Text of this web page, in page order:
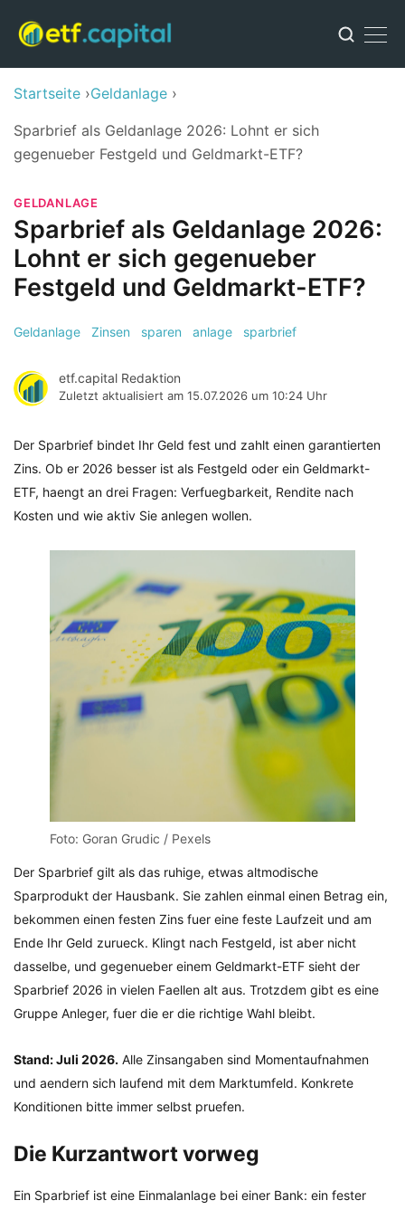
Startseite Geldanlage
Sparbrief als Geldanlage 2026: Lohnt er sich
gegenueber Festgeld und Geldmarkt-ETF?
GELDANLAGE
Sparbrief als Geldanlage 2026:
Lohnt er sich gegenueber
Festgeld und Geldmarkt-ETF?
Geldanlage Zinsen sparen anlage sparbrief
etf.capital Redaktion
Zuletzt aktualisiert am 15.07.2026 um 10:24 Uhr
Der Sparbrief bindet Ihr Geld fest und zahlt einen garantierten
Zins. Ob er 2026 besser ist als Festgeld oder ein Geldmarkt-
ETF, haengt an drei Fragen: Verfuegbarkeit, Rendite nach
Kosten und wie aktiv Sie anlegen wollen.
Foto: Goran Grudic / Pexels
Der Sparbrief gilt als das ruhige, etwas altmodische
Sparprodukt der Hausbank. Sie zahlen einmal einen Betrag ein,
bekommen einen festen Zins fuer eine feste Laufzeit und am
Ende Ihr Geld zurueck. Klingt nach Festgeld, ist aber nicht
dasselbe, und gegenueber einem Geldmarkt-ETF sieht der
Sparbrief 2026 in vielen Faellen alt aus. Trotzdem gibt es eine
Gruppe Anleger, fuer die er die richtige Wahl bleibt.
Stand: Juli 2026. Alle Zinsangaben sind Momentaufnahmen
und aendern sich laufend mit dem Marktumfeld. Konkrete
Konditionen bitte immer selbst pruefen.
Die Kurzantwort vorweg
Ein Sparbrief ist eine Einmalanlage bei einer Bank: ein fester